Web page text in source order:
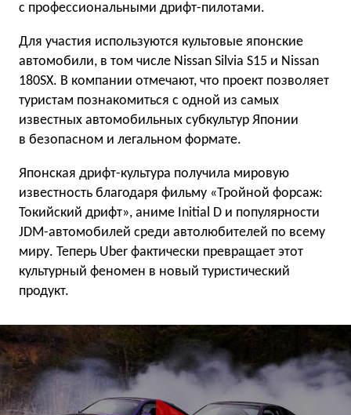
с профессиональными дрифт-пилотами.
Для участия используются культовые японские
автомобили, в том числе Nissan Silvia S15 и Nissan
180SX. В компании отмечают, что проект позволяет
туристам познакомиться с одной из самых
известных автомобильных субкультур Японии
в безопасном и легальном формате.
Японская дрифт-культура получила мировую
известность благодаря фильму «Тройной форсаж:
Токийский дрифт», аниме Initial D и популярности
JDM-автомобилей среди автолюбителей по всему
миру. Теперь Uber фактически превращает этот
культурный феномен в новый туристический
продукт.